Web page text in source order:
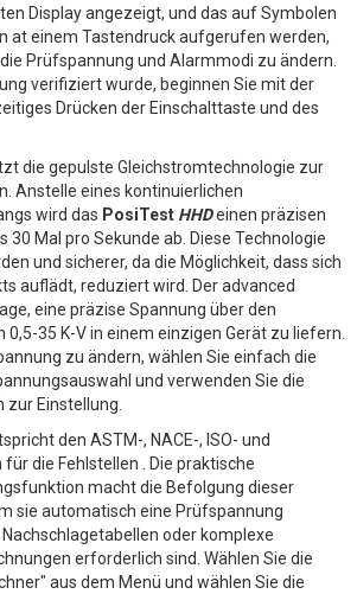
Display angezeigt, und das auf Symbolen
at einem Tastendruck aufgerufen werden,
Prüfspannung und Alarmmodi zu ändern.
verifiziert wurde, beginnen Sie mit der
Drücken der Einschalttaste und des
die gepulste Gleichstromtechnologie zur
Anstelle eines kontinuierlichen
wird das PosiTest HHDeinen präzisen
30 Mal pro Sekunde ab. Diese Technologie
und sicherer, da die Möglichkeit, dass sich
auflädt, reduziert wird. Der advanced
eine präzise Spannung über den
35 K-V in einem einzigen Gerät zu liefern.
zu ändern, wählen Sie einfach die
und verwenden Sie die
Einstellung.
den ASTM-, NACE-, ISO- und
die Fehlstellen . Die praktische
macht die Befolgung dieser
sie automatisch eine Prüfspannung
oder komplexe
erforderlich sind. Wählen Sie die
aus dem Menü und wählen Sie die